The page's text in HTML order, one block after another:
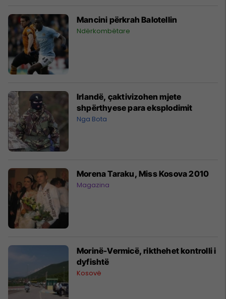
Mancini përkrah Balotellin
Ndërkombëtare
Irlandë, çaktivizohen mjete
shpërthyese para eksplodimit
Nga Bota
Morena Taraku, Miss Kosova 2010
Magazina
Morinë-Vermicë, rikthehet kontrolli i
dyfishtë
Kosovë